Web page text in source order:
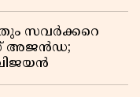
സവർക്കറെ
അജൻഡ;